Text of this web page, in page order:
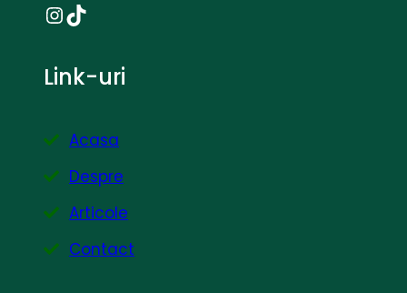
InstagramTikTok
Link-uri
Acasa
Despre
Articole
Contact